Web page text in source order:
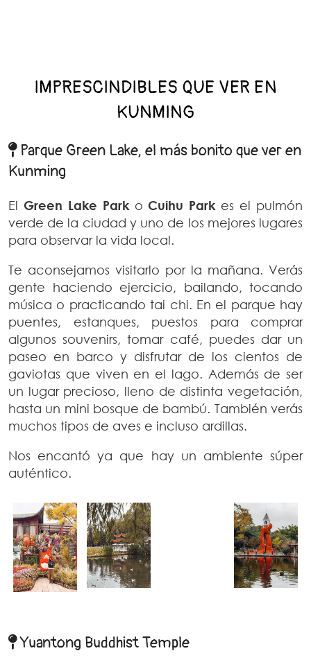
IMPRESCINDIBLES QUE VER EN
KUNMING
Parque Green Lake, el más bonito que ver en
Kunming
El Green Lake ParkoCuihu Park es el pulmón
verde de la ciudad y uno de los mejores lugares
para observar la vida local.
Te aconsejamos visitarlo por la mañana. Verás
gente haciendo ejercicio, bailando, tocando
música o practicando tai chi. En el parque hay
puentes, estanques, puestos para comprar
algunos souvenirs, tomar café, puedes dar un
paseo en barco y disfrutar de los cientos de
gaviotas que viven en el lago. Además de ser
un lugar precioso, lleno de distinta vegetación,
hasta un mini bosque de bambú. También verás
muchos tipos de aves e incluso ardillas.
Nos encantó ya que hay un ambiente súper
auténtico.
Yuantong Buddhist Temple